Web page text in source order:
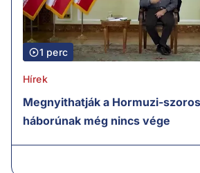
1 perc
Hírek
Megnyithatják a Hormuzi-
háborúnak még nincs vége